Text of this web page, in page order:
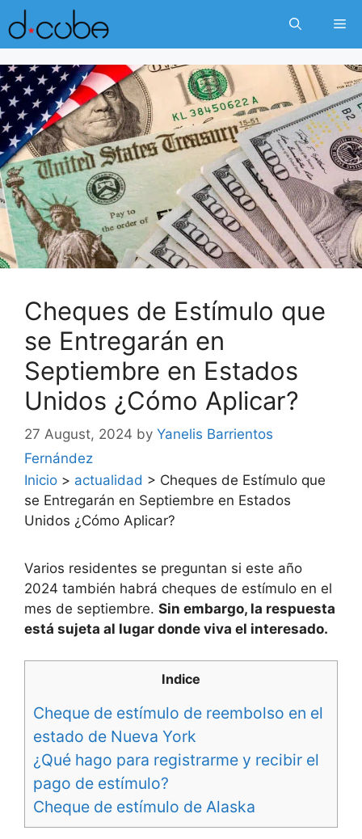
Skip
to
content
Cheques de Estímulo que
se Entregarán en
Septiembre en Estados
Unidos ¿Cómo Aplicar?
27 August, 2024 by Yanelis Barrientos
Fernández
Inicio > actualidad > Cheques de Estímulo que
se Entregarán en Septiembre en Estados
Unidos ¿Cómo Aplicar?
Varios residentes se preguntan si este año
2024 también habrá cheques de estímulo en el
mes de septiembre. Sin embargo, la respuesta
está sujeta al lugar donde viva el interesado.
Indice
Cheque de estímulo de reembolso en el
estado de Nueva York
¿Qué hago para registrarme y recibir el
pago de estímulo?
Cheque de estímulo de Alaska